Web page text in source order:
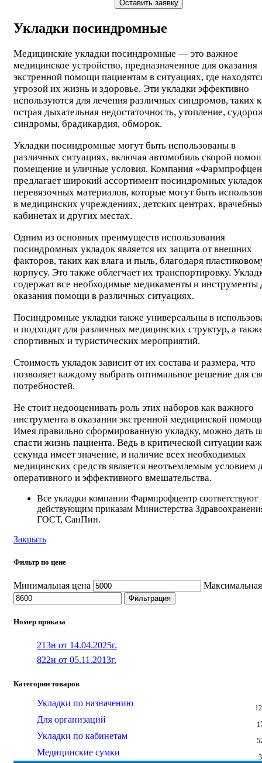
Закрыть
Фильтр по цене
Минимальная цена
Фильтрация
Номер приказа
213н от 14.04.2025г.
822н от 05.11.2013г.
Категории товаров
Укладки по назначению
Для организаций
Укладки по кабинетам
Медицинские сумки 3
Укладки посиндромные
Медицинские укладки посиндромные — это важное
медицинское устройство, предназначенное для оказания
экстренной помощи пациентам в ситуациях, где
угрозой их жизнь и здоровье. Эти укладки эффективно
используются для лечения различных синдромов, таких
острая дыхательная недостаточность, утопление,
синдромы, брадикардия, обморок.
Укладки посиндромные могут быть использованы в
различных ситуациях, включая автомобиль скорой
помещение и уличные условия. Компания
предлагает широкий ассортимент посиндромных
перевязочных материалов, которые могут быть
в медицинских учреждениях, детских центрах,
кабинетах и других местах.
Одним из основных преимуществ использования
посиндромных укладок является их защита от внешних
факторов, таких как влага и пыль, благодаря
корпусу. Это также облегчает их транспортировку.
содержат все необходимые медикаменты и инструменты
оказания помощи в различных ситуациях.
Посиндромные укладки также универсальны в
и подходят для различных медицинских структур, а
спортивных и туристических мероприятий.
Стоимость укладок зависит от их состава и размера, что
позволяет каждому выбрать оптимальное решение для
потребностей.
Не стоит недооценивать роль этих наборов как важного
инструмента в оказании экстренной медицинской
Имея правильно сформированную укладку, можно дать
спасти жизнь пациента. Ведь в критической ситуации
секунда имеет значение, и наличие всех необходимых
медицинских средств является неотъемлемым условием
оперативного и эффективного вмешательства.
Все укладки компании Фармпрофцентр соответствуют
действующим приказам Министерства
ГОСТ, СанПин.